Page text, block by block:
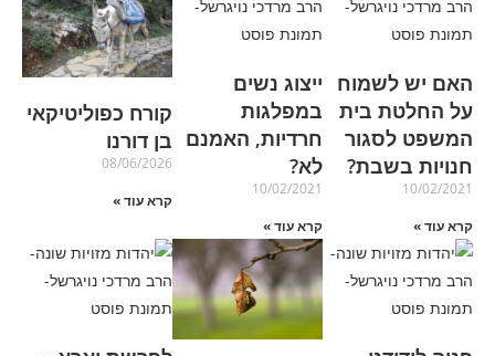
האם יש לשמוח
על החלטת בית
המשפט לסגור
חנויות בשבת?
10/02/2021
קרא עוד »
ייצוג נשים
במפלגות
חרדיות, האמנם
לא?
10/02/2021
קרא עוד »
קורח כפוליטיקאי
בן דורנו
08/06/2026
קרא עוד »